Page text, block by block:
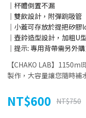
│杯體倒置不漏
│雙飲設計，附彈跳吸管
│小蓋可存放於提把矽膠
│壺鈴造型設計，加粗U
│提示: 專用背帶需另外
【CHAKO LAB】
製作，大容量讓您隨時補
NT$600 NT$750